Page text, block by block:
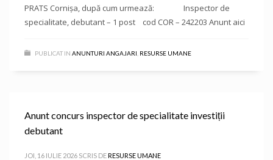
PRATS Cornișa, după cum urmează: Inspector de
specialitate, debutant – 1 post cod COR – 242203 Anunt aici
PUBLICAT IN ANUNTURI ANGAJARI RESURSE UMANE
Anunt concurs inspector de specialitate investiții
debutant
JOI, 16 IULIE 2026 SCRIS DERESURSE UMANE